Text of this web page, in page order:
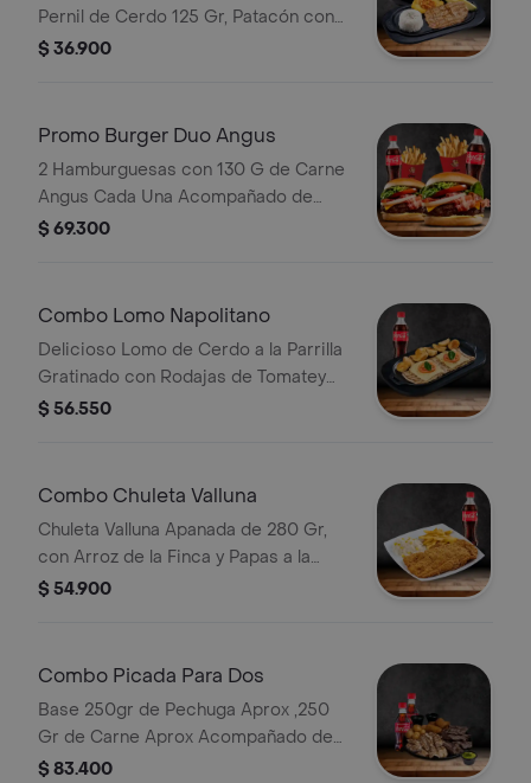
Pernil de Cerdo 125 Gr, Patacón con
Hogao, Arroz, Aguacate, con
$ 36.900
Promo Burger Duo Angus
2 Hamburguesas con 130 G de Carne
Angus Cada Una Acompañado de
Cebolla, Tomate, Lechuga, Queso
Eleccion
$ 69.300
Combo Lomo Napolitano
Delicioso Lomo de Cerdo a la Parrilla
Gratinado con Rodajas de Tomatey
Papa en Casco con Bebida.
$ 56.550
Combo Chuleta Valluna
Chuleta Valluna Apanada de 280 Gr,
con Arroz de la Finca y Papas a la
Francesa Bebida
$ 54.900
Combo Picada Para Dos
Base 250gr de Pechuga Aprox ,250
Gr de Carne Aprox Acompañado de
Papa Criolla, Plátano Maduro,
$ 83.400